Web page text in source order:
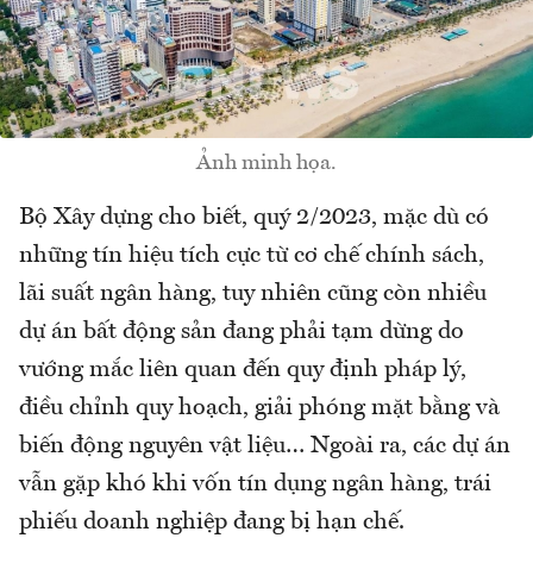
Ảnh minh họa.
Bộ Xây dựng cho biết, quý 2/2023, mặc dù có
những tín hiệu tích cực từ cơ chế chính sách,
lãi suất ngân hàng, tuy nhiên cũng còn nhiều
dự án bất động sản đang phải tạm dừng do
vướng mắc liên quan đến quy định pháp lý,
điều chỉnh quy hoạch, giải phóng mặt bằng và
biến động nguyên vật liệu… Ngoài ra, các dự án
vẫn gặp khó khi vốn tín dụng ngân hàng, trái
phiếu doanh nghiệp đang bị hạn chế.